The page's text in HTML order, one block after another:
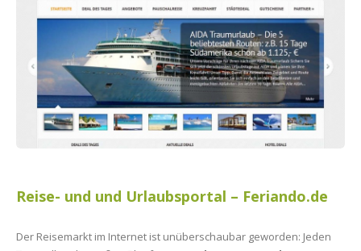
Reise- und und Urlaubsportal – Feriando.de
Der Reisemarkt im Internet ist unüberschaubar geworden: Jeden